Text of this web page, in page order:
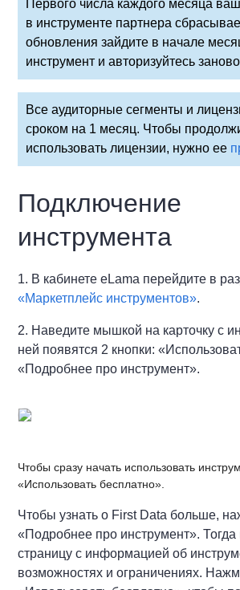
Первого числа каждого месяца
в инструменте партнера
обновления зайдите в начале
инструмент и авторизуйтесь
Все аудиторные сегменты и
сроком на 1 месяц. Чтобы
использовать лицензии, нужно ее
Подключение
инструмента
1. В кабинете eLama перейдите в
«Маркетплейс инструментов».
2. Наведите мышкой на карточку с
ней появятся 2 кнопки:
«Подробнее про инструмент».
Чтобы сразу начать использовать
«Использовать бесплатно».
Чтобы узнать о First Data больше,
«Подробнее про инструмент».
страницу с информацией об
возможностях и ограничениях.